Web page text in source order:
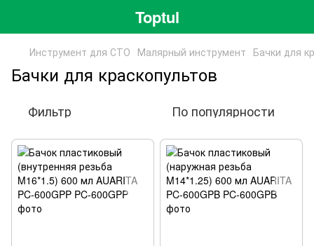
Toptul
Инструмент для СТО Малярный инструмент Бачки для
Бачки для краскопультов
Фильтр По популярности